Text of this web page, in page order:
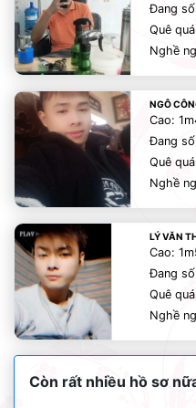
Đang
Quê
Nghề
NGÔ
Cao:
Đang
Quê
Nghề
LÝ VĂN
Cao:
Đang
Quê
Nghề
Còn rất nhiều hồ sơ